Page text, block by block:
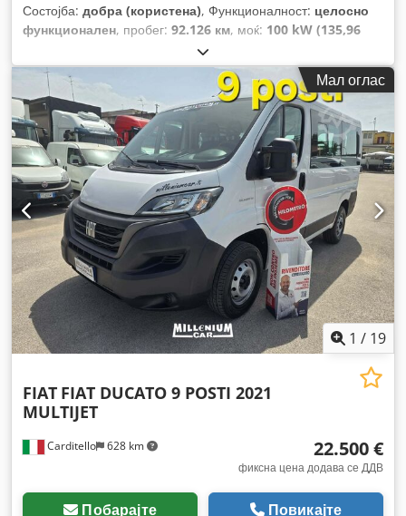
Состојба: добра (користена), Функционалност: целосно
функционален, пробег: 92.126 км, моќ: 100 kW (135,96
, тип на гориво:дизел
автоматски, вкупна тежина:3.200 кг, прва регистрација:
05/2023, следен преглед (TÜV): 07/2027, емисиона класа:
Еуро 6, боја: црна, број на седишта:9, број на претходни
сопственици:1, број на машина/возило:RYA289 , Опрема:
ABS, Android Auto, Apple CarPlay, Bluetooth, борден
компјутер, воздушна перница, електронска програма за
стабилност (ESP), клизна врата, клима уред,
навигациски систем, погон на сите тркала,
регистрација на возило, сензори за паркирање, серво
управувач, систем за имобилизатор, систем за
контрола на влечењето, темпомат, филтер за сажење,
централно заклучување
Мал оглас
1 / 19
Carditello 628 km
FIAT FIAT DUCATO 9 POSTI 2021
MULTIJET
22.500 €
фиксна цена додава се ДДВ
Побарајте Повикајте